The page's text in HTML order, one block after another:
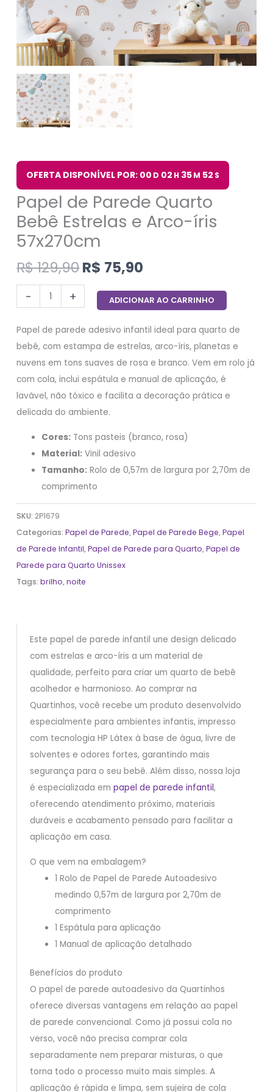
OFERTA DISPONÍVEL POR: 00 D 02 H 35M 51S
Papel de Parede Quarto
Bebê Estrelas e Arco-íris
57x270cm
R$129,90R$ 75,90
- + ADICIONAR AO CARRINHO
Papel de parede adesivo infantil ideal para quarto de
bebê, com estampa de estrelas, arco-íris, planetas e
nuvens em tons suaves de rosa e branco. Vem em rolo já
com cola, inclui espátula e manual de aplicação, é
lavável, não tóxico e facilita a decoração prática e
delicada do ambiente.
Cores: Tons pasteis (branco, rosa)
Material: Vinil adesivo
Tamanho: Rolo de 0,57m de largura por 2,70m de
comprimento
SKU: 2P1679
Categorias:Papel de Parede,Papel de Parede Bege,Papel
de Parede Infantil,Papel de Parede para Quarto,Papel de
Parede para Quarto Unissex
Tags:brilho,noite
Este papel de parede infantil une design delicado
com estrelas e arco-íris a um material de
qualidade, perfeito para criar um quarto de bebê
acolhedor e harmonioso. Ao comprar na
Quartinhos, você recebe um produto desenvolvido
especialmente para ambientes infantis, impresso
com tecnologia HP Látex à base de água, livre de
solventes e odores fortes, garantindo mais
segurança para o seu bebê. Além disso, nossa loja
é especializada em papel de parede infantil,
oferecendo atendimento próximo, materiais
duráveis e acabamento pensado para facilitar a
aplicação em casa.
O que vem na embalagem?
1 Rolo de Papel de Parede Autoadesivo
medindo 0,57m de largura por 2,70m de
comprimento
1 Espátula para aplicação
1 Manual de aplicação detalhado
Benefícios do produto
O papel de parede autoadesivo da Quartinhos
oferece diversas vantagens em relação ao papel
de parede convencional. Como já possui cola no
verso, você não precisa comprar cola
separadamente nem preparar misturas, o que
torna todo o processo muito mais simples. A
aplicação é rápida e limpa, sem sujeira de cola